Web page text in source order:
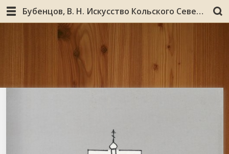
Бубенцов, В. Н. Искусство Кольского Севера : учебно-наглядное пособие для 7-9 классов школ Мурманской области / В. Н.Бубенцов, В. У. Плюхин ; Ком. по образованию Мурм. обл., Мурм. обл. ин-т повышения квалификации работников образования. - Мурманск : Пазори, 2006. - 110, [1] с. : ил., цв. ил.